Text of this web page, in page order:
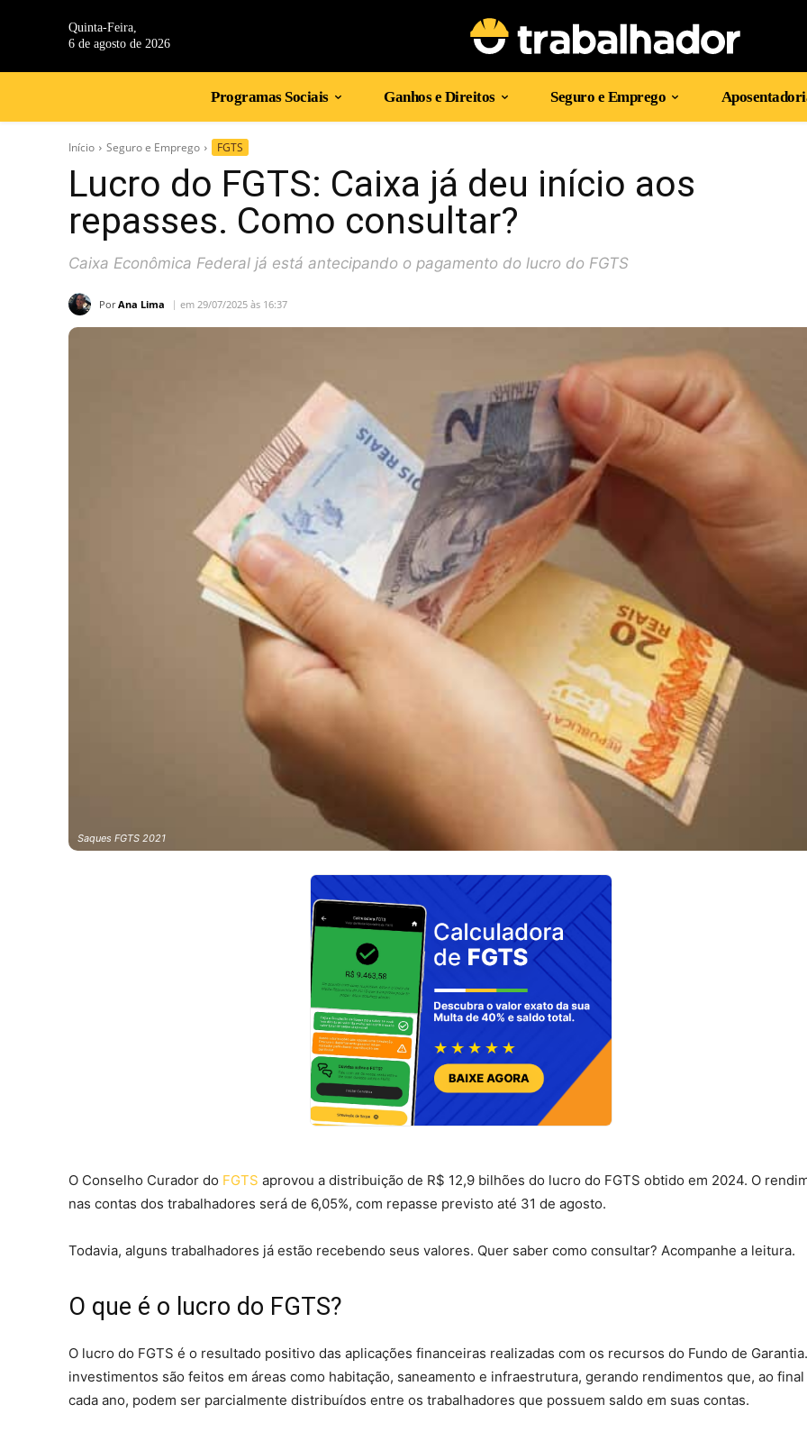
Quinta-Feira,
6 de agosto de 2026
Programas Sociais Ganhos e Direitos Seguro e Emprego
Início Seguro e Emprego FGTS
Lucro do FGTS: Caixa já deu início aos
repasses. Como consultar?
Caixa Econômica Federal já está antecipando o pagamento do lucro do FGTS
Por Ana Lima em 29/07/2025 às 16:37
Saques FGTS 2021
O Conselho Curador do FGTS aprovou a distribuição de R$ 12,9 bilhões do lucro do FGTS obtido em 2024. O
nas contas dos trabalhadores será de 6,05%, com repasse previsto até 31 de agosto.
Todavia, alguns trabalhadores já estão recebendo seus valores. Quer saber como consultar? Acompanhe a leitura.
O que é o lucro do FGTS?
O lucro do FGTS é o resultado positivo das aplicações financeiras realizadas com os recursos do Fundo de
investimentos são feitos em áreas como habitação, saneamento e infraestrutura, gerando rendimentos que, ao final
cada ano, podem ser parcialmente distribuídos entre os trabalhadores que possuem saldo em suas contas.